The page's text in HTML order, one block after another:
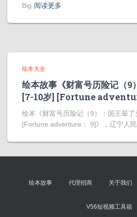
Big 阅读更多
绘本大全
绘本故事《财富号历险记（9
[7-10岁] [Fortune
绘本《财富号历险记（9）：国王晕
[Fortune adventure： 9]》，辽宁人
绘本故事 代理招商 关于我们
V56短视频工具箱